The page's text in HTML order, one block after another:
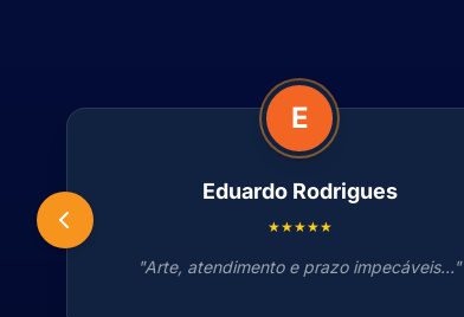
E
Eduardo Rodrigues
★★★★★
"Arte, atendimento e prazo impecáveis..."